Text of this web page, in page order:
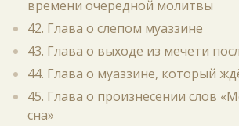
времени очередной молитвы
42. Глава о слепом муаззине
43. Глава о выходе из мечети
44. Глава о муаззине, который
45. Глава о произнесении слов
сна»